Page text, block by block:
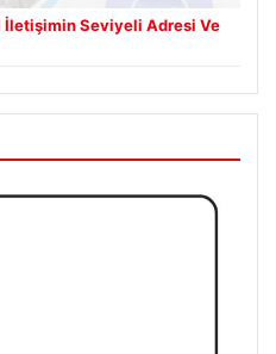
Seviyeli Adresi Ve